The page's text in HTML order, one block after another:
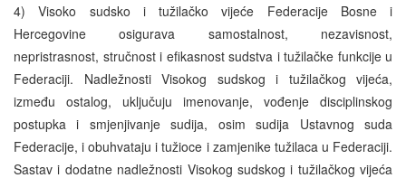
4) Visoko sudsko i tužilačko vijeće Federacije Bosne i
Hercegovine osigurava samostalnost, nezavisnost,
nepristrasnost, stručnost i efikasnost sudstva i tužilačke funkcije u
Federaciji. Nadležnosti Visokog sudskog i tužilačkog vijeća,
između ostalog, uključuju imenovanje, vođenje disciplinskog
postupka i smjenjivanje sudija, osim sudija Ustavnog suda
Federacije, i obuhvataju i tužioce i zamjenike tužilaca u Federaciji.
Sastav i dodatne nadležnosti Visokog sudskog i tužilačkog vijeća